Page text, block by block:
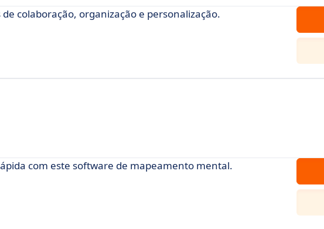
colaboração, organização e personalização.
com este software de mapeamento mental.